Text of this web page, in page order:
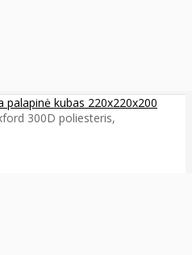
kubas 220x220x200
300D poliesteris,